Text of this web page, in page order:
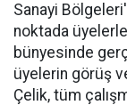
Sanayi
noktada
bünyesinde
üyelerin görüş
Çelik, tüm